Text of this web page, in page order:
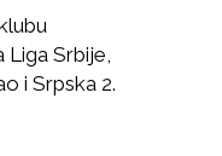
Srbije,
i Srpska 2.